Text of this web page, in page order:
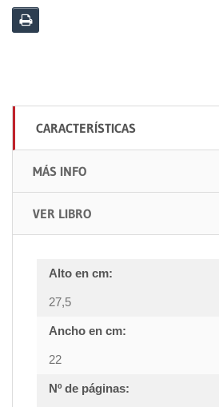
CARACTERÍSTICAS
MÁS INFO
VER LIBRO
Alto en cm:
27,5
Ancho en cm:
22
Nº de páginas: